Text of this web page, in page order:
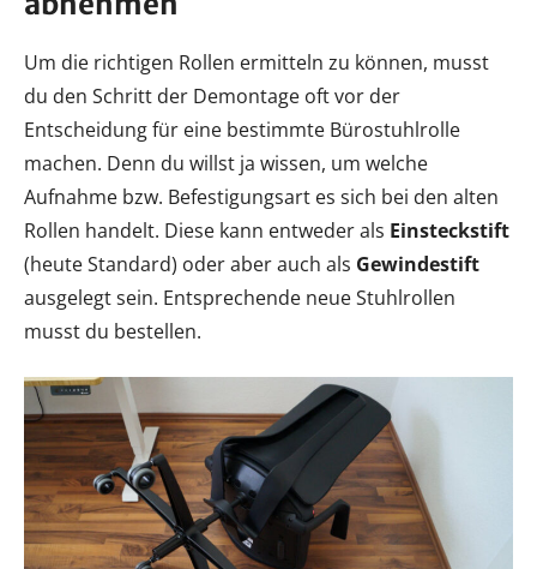
Um die richtigen Rollen ermitteln zu können, musst
du den Schritt der Demontage oft vor der
Entscheidung für eine bestimmte Bürostuhlrolle
machen. Denn du willst ja wissen, um welche
Aufnahme bzw. Befestigungsart es sich bei den alten
Rollen handelt. Diese kann entweder als Einsteckstift
(heute Standard) oder aber auch als Gewindestift
ausgelegt sein. Entsprechende neue Stuhlrollen
musst du bestellen.